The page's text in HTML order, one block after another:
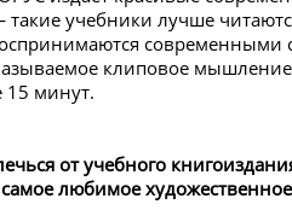
учебники лучше
современными
клиповое
15 минут.
от учебного
любимое